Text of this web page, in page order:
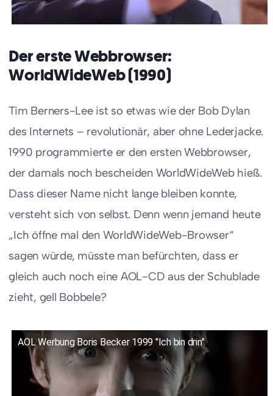
Der erste Webbrowser:
WorldWideWeb (1990)
Tim Berners-Lee ist so etwas wie der Bob Dylan
des Internets – revolutionär, aber ohne Lederjacke.
1990 programmierte er den ersten Webbrowser,
der damals noch bescheiden WorldWideWeb hieß.
Dass dieser Name nicht lange bleiben konnte,
versteht sich von selbst. Denn wenn jemand heute
„Ich öffne mal den WorldWideWeb-Browser“
sagen würde, müsste man befürchten, dass er
gleich auch noch eine AOL-CD aus der Schublade
zieht, gell Bobbele?
AOL Werbung Boris Becker 1999 "Ich bin drin"